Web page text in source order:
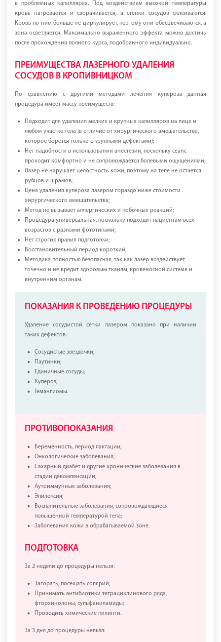
в проблемных капиллярах. Под воздействием высокой температуры
кровь нагревается и сворачивается, а стенки сосудов склеиваются.
Кровь по ним больше не циркулирует, поэтому они обесцвечиваются, а
зона осветляется. Максимально выраженного эффекта можно достичь
после прохождения полного курса, подобранного индивидуально.
ПРЕИМУЩЕСТВА ЛАЗЕРНОГО УДАЛЕНИЯ
СОСУДОВ В КРОПИВНИЦКОМ
По сравнению с другими методами лечения купероза данная
процедура имеет массу преимуществ:
Подходит для удаления мелких и крупных капилляров на лице и
любом участке тела (в отличие от хирургического вмешательства,
которое борется только с крупными дефектами);
Нет надобности в использовании анестезии, поскольку сеанс
проходит комфортно и не сопровождается болевыми ощущениями;
Лазер не нарушает целостность кожи, поэтому на теле не остается
рубцов и шрамов;
Цена удаления купероза лазером гораздо ниже стоимости
хирургического вмешательства;
Метод не вызывает аллергических и побочных реакций;
Процедура универсальная, поскольку подходит пациентам всех
возрастов с разными фототипами;
Нет строгих правил подготовки;
Восстановительный период короткий;
Методика полностью безопасная, так как лазер воздействует
точечно и не вредит здоровым тканям, кровеносной системе и
внутренним органам.
ПОКАЗАНИЯ К ПРОВЕДЕНИЮ ПРОЦЕДУРЫ
Удаление сосудистой сетки лазером показано при наличии
таких дефектов:
Сосудистые звездочки;
Паутинки;
Единичные сосуды;
Купероз;
Гемангиомы.
ПРОТИВОПОКАЗАНИЯ
Беременность, период лактации;
Онкологические заболевания;
Сахарный диабет и другие хронические заболевания в
стадии декомпенсации;
Аутоиммунные заболевания;
Эпилепсия;
Воспалительные заболевания, сопровождающиеся
повышенной температурой тела;
Заболевания кожи в обрабатываемой зоне.
ПОДГОТОВКА
За 2 недели до процедуры нельзя:
Загорать, посещать солярий;
Принимать антибиотики тетрациклинового ряда,
фторхинолоны, сульфаниламиды;
Проводить химические пилинги.
За 3 дня до процедуры нельзя: